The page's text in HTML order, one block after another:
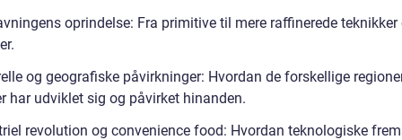
oprindelse: Fra primitive til mere raffinerede teknikker
og geografiske påvirkninger: Hvordan de forskellige
har udviklet sig og påvirket hinanden.
revolution og convenience food: Hvordan teknologiske